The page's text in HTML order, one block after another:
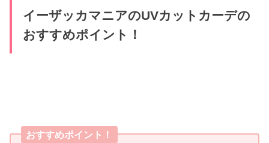
イーザッカマニアのUVカットカーデの
おすすめポイント！
おすすめポイント！